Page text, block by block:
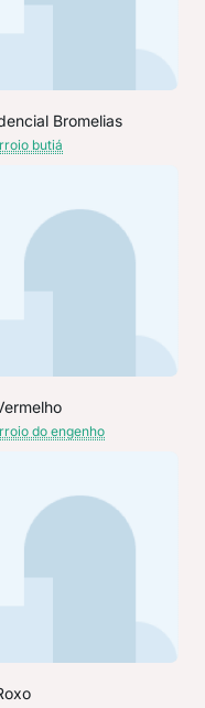
Bromelias
butiá
do engenho